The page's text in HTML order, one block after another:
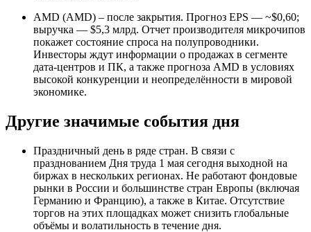
AMD (AMD) – после закрытия. Прогноз EPS — ~$0,60;
выручка — $5,3 млрд. Отчет производителя микрочипов
покажет состояние спроса на полупроводники.
Инвесторы ждут информации о продажах в сегменте
дата-центров и ПК, а также прогноза AMD в условиях
высокой конкуренции и неопределённости в мировой
экономике.
Другие значимые события дня
Праздничный день в ряде стран. В связи с
празднованием Дня труда 1 мая сегодня выходной на
биржах в нескольких регионах. Не работают фондовые
рынки в России и большинстве стран Европы (включая
Германию и Францию), а также в Китае. Отсутствие
торгов на этих площадках может снизить глобальные
объёмы и волатильность в течение дня.